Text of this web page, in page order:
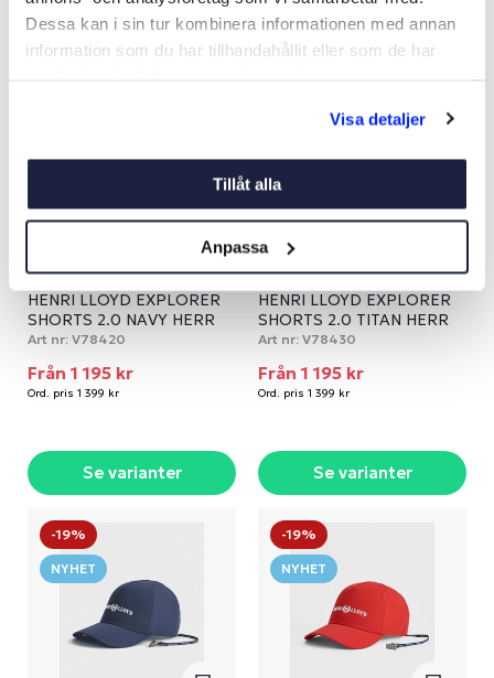
Dessa kan i sin tur kombinera informationen med annan
information som du har tillhandahållit eller som de har
Visa detaljer
Tillåt alla
Anpassa
Se varianter Se varianter
HENRI LLOYD EXPLORER
SHORTS 2.0 NAVY HERR
Art nr: V78420
Från 1 195 kr
Ord. pris 1 399 kr
Se varianter
HENRI LLOYD EXPLORER
SHORTS 2.0 TITAN HERR
Art nr: V78430
Från 1 195 kr
Ord. pris 1 399 kr
Se varianter
-19%
NYHET
-19%
NYHET